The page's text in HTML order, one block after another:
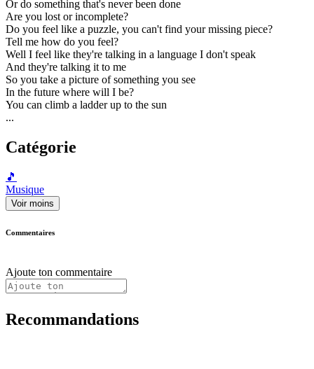
Or do something that's never been done
Are you lost or incomplete?
Do you feel like a puzzle, you can't find your missing piece?
Tell me how do you feel?
Well I feel like they're talking in a language I don't speak
And they're talking it to me
So you take a picture of something you see
In the future where will I be?
You can climb a ladder up to the sun
...
Catégorie
🎵
Musique
Voir moins
Commentaires
Ajoute ton commentaire
Recommandations